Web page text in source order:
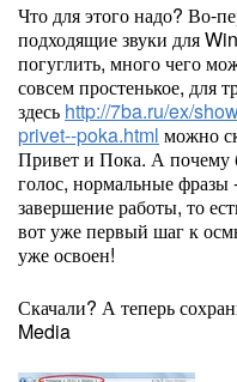
Что для этого надо? Во-
подходящие звуки для
погуглить, много чего
совсем простенькое, для
здесь http://7ba.ru/ex/
privet--poka.html можно
Привет и Пока. А
голос, нормальные
завершение работы, то
вот уже первый шаг к
уже освоен!
Скачали? А теперь
Media